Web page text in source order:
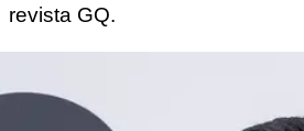
revista GQ.